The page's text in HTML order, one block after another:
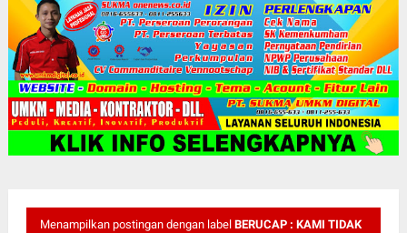
Menampilkan postingan dengan label BERUCAP : KAMI TIDAK